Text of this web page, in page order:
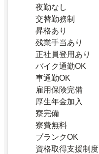
夜勤なし
交替勤務制
昇格あり
残業手当あり
正社員登用あり
バイク通勤OK
車通勤OK
雇用保険完備
厚生年金加入
寮完備
寮費無料
ブランクOK
資格取得支援制度